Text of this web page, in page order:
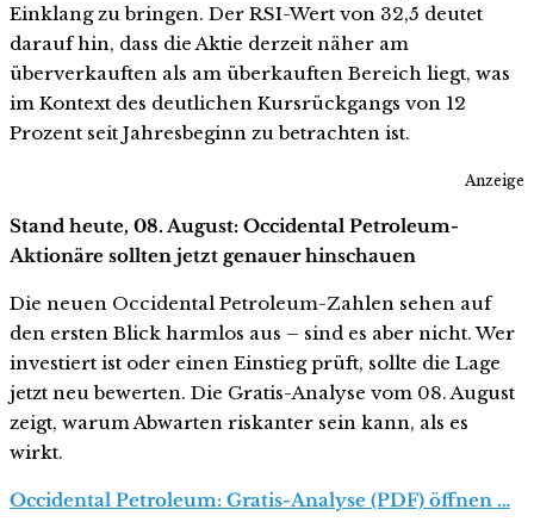
Einklang zu bringen. Der RSI-Wert von 32,5 deutet
darauf hin, dass die Aktie derzeit näher am
überverkauften als am überkauften Bereich liegt, was
im Kontext des deutlichen Kursrückgangs von 12
Prozent seit Jahresbeginn zu betrachten ist.
Anzeige
Stand heute, 08. August: Occidental Petroleum-
Aktionäre sollten jetzt genauer hinschauen
Die neuen Occidental Petroleum-Zahlen sehen auf
den ersten Blick harmlos aus – sind es aber nicht. Wer
investiert ist oder einen Einstieg prüft, sollte die Lage
jetzt neu bewerten. Die Gratis-Analyse vom 08. August
zeigt, warum Abwarten riskanter sein kann, als es
wirkt.
Occidental Petroleum: Gratis-Analyse (PDF) öffnen …